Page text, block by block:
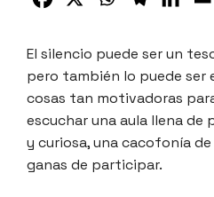
El silencio puede ser un
pero también lo puede ser
cosas tan motivadoras
escuchar una aula llena de
y curiosa, una cacofonía
ganas de participar.